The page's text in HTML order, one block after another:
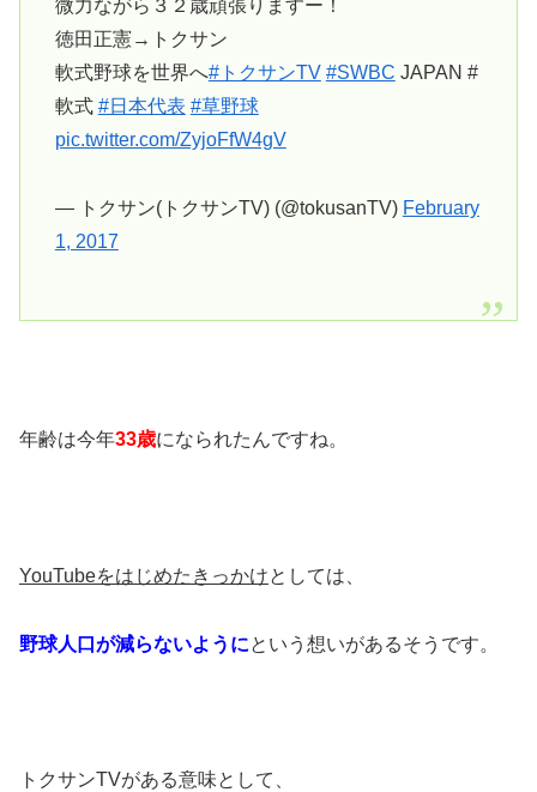
微力ながら３２歳頑張りますー！
徳田正憲→トクサン
軟式野球を世界へ#トクサンTV #SWBC JAPAN #
軟式 #日本代表 #草野球
pic.twitter.com/ZyjoFfW4gV
— トクサン(トクサンTV) (@tokusanTV) February
1, 2017
年齢は今年33歳になられたんですね。
YouTubeをはじめたきっかけとしては、
野球人口が減らないようにという想いがあるそうです。
トクサンTVがある意味として、